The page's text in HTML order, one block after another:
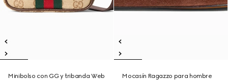
Minibolso con GG y tribanda Web
Mocasín Ragazzo para hombre